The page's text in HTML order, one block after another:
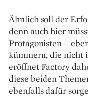
Ähnlich soll der
denn auch hier
Protagonisten –
kümmern, die nicht
eröffnet Factory
diese beiden
ebenfalls dafür